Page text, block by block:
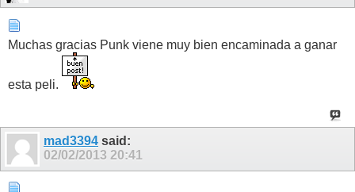
Muchas gracias Punk viene muy bien encaminada a ganar
esta peli.
mad3394 said:
02/02/2013 20:41